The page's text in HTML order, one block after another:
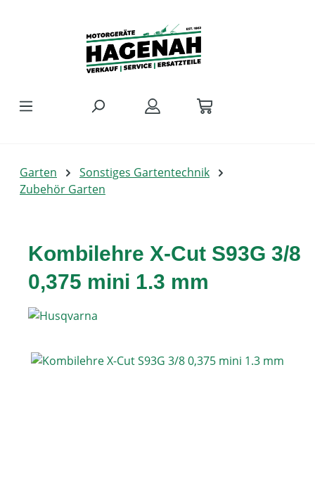
Garten
Sonstiges Gartentechnik
Zubehör Garten
Kombilehre X-Cut S93G 3/8
0,375 mini 1.3 mm
Bildergalerie überspringen